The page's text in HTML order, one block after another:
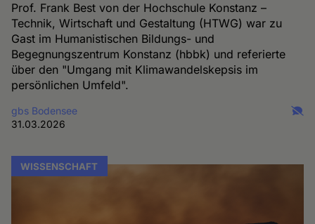
Prof. Frank Best von der Hochschule Konstanz –
Technik, Wirtschaft und Gestaltung (HTWG) war zu
Gast im Humanistischen Bildungs- und
Begegnungszentrum Konstanz (hbbk) und referierte
über den "Umgang mit Klimawandelskepsis im
persönlichen Umfeld".
gbs Bodensee
31.03.2026
WISSENSCHAFT